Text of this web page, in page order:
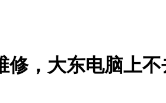
修，大东电脑上